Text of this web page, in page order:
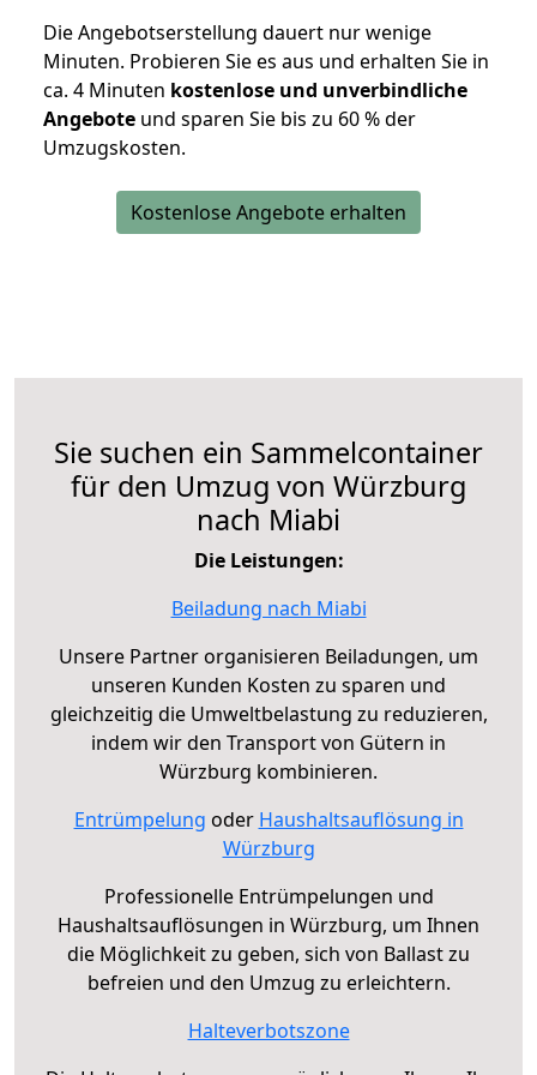
Die Angebotserstellung dauert nur wenige
Minuten. Probieren Sie es aus und erhalten Sie in
ca. 4 Minuten kostenlose und unverbindliche
Angebote und sparen Sie bis zu 60 % der
Umzugskosten.
Kostenlose Angebote erhalten
Sie suchen ein Sammelcontainer
für den Umzug von Würzburg
nach Miabi
Die Leistungen:
Beiladung nach Miabi
Unsere Partner organisieren Beiladungen, um
unseren Kunden Kosten zu sparen und
gleichzeitig die Umweltbelastung zu reduzieren,
indem wir den Transport von Gütern in
Würzburg kombinieren.
Entrümpelung oder Haushaltsauflösung in
Würzburg
Professionelle Entrümpelungen und
Haushaltsauflösungen in Würzburg, um Ihnen
die Möglichkeit zu geben, sich von Ballast zu
befreien und den Umzug zu erleichtern.
Halteverbotszone